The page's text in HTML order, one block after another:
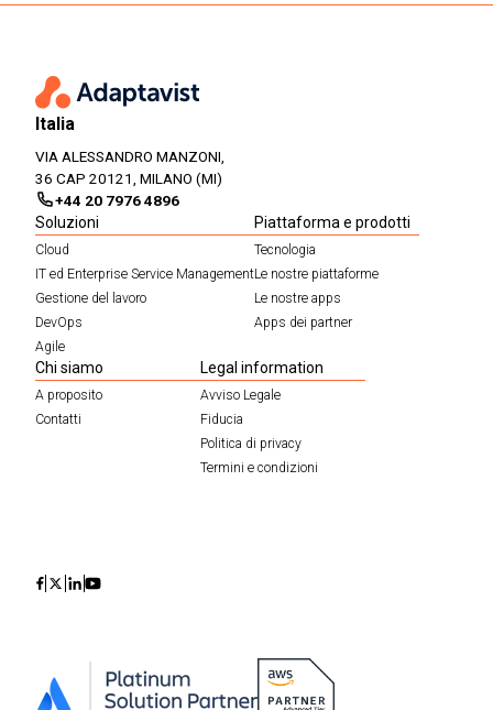
Italia
VIA ALESSANDRO MANZONI,
36 CAP 20121, MILANO (MI)
+44 20 7976 4896
Soluzioni
Cloud
IT ed Enterprise Service Management
Gestione del lavoro
DevOps
Agile
Piattaforma e prodotti
Tecnologia
Le nostre piattaforme
Le nostre apps
Apps dei partner
Chi siamo
A proposito
Contatti
Legal information
Avviso Legale
Fiducia
Politica di privacy
Termini e condizioni
IconIconIconIcon